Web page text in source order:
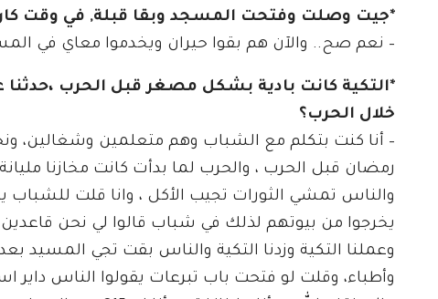
*جيت وصلت وفتحت المسجد وبقا قبلة, في وقت
– نعم صح.. والآن هم بقوا حيران ويخدموا معاي في
*التكية كانت بادية بشكل مصغر قبل الحرب
خلال الحرب؟
– أنا كنت بتكلم مع الشباب وهم متعلمين وشغالين،
رمضان قبل الحرب ، والحرب لما بدأت كانت مخازنا
والناس تمشي الثورات تجيب الأكل ، وانا قلت للشباب
يخرجوا من بيوتهم لذلك في شباب قالوا لي نحن
وعملنا التكية وزدنا التكية والناس بقت تجي المسيد
وأطباء، وقلت لو فتحت باب تبرعات يقولوا الناس